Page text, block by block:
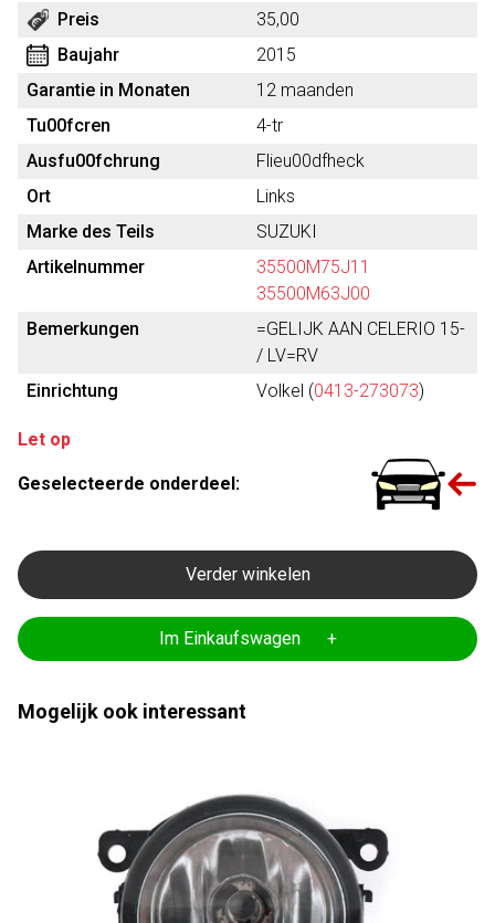
Preis
35,00
Baujahr
2015
Garantie in Monaten
12 maanden
Tu00fcren
4-tr
Ausfu00fchrung
Flieu00dfheck
Ort
Links
Marke des Teils
SUZUKI
Artikelnummer
35500M75J11
35500M63J00
Bemerkungen
=GELIJK AAN CELERIO 15-
/ LV=RV
Einrichtung
Volkel (0413-273073)
Let op
Geselecteerde onderdeel:
Verder winkelen
Im Einkaufswagen +
Mogelijk ook interessant